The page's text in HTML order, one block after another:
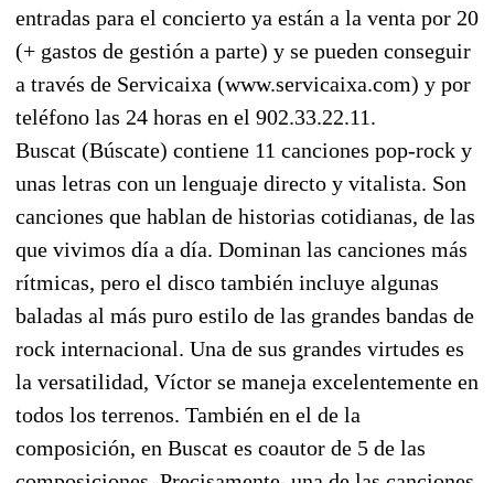
entradas para el concierto ya están a la venta por 20
(+ gastos de gestión a parte) y se pueden conseguir
a través de Servicaixa (www.servicaixa.com) y por
teléfono las 24 horas en el 902.33.22.11.
Buscat (Búscate) contiene 11 canciones pop-rock y
unas letras con un lenguaje directo y vitalista. Son
canciones que hablan de historias cotidianas, de las
que vivimos día a día. Dominan las canciones más
rítmicas, pero el disco también incluye algunas
baladas al más puro estilo de las grandes bandas de
rock internacional. Una de sus grandes virtudes es
la versatilidad, Víctor se maneja excelentemente en
todos los terrenos. También en el de la
composición, en Buscat es coautor de 5 de las